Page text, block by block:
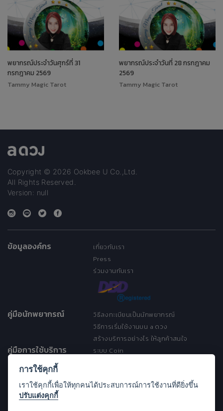
พยากรณ์ประจำวันศุกร์ที่ 31
กรกฎาคม 2569
Tammy Magic Tarot
พยากรณ์ประจำวันที่ 28 กรกฎาคม
2569
Tammy Magic Tarot
Copyright © 2026 Ookbee U Co.,Ltd.
All Rights Reserved.
Version: null
ข้อมูลองค์กร
เกี่ยวกับเรา
Press
ร่วมงานกับเรา
คู่มือนักพยากรณ์
วิธีลงทะเบียนเป็นนักพยากรณ์
วิธีการเริ่มใช้งานบน a ดวง
สร้างบริการอย่างไร ให้ลูกค้าสนใจ
คู่มือการใช้บริการ
ระบบ Coin
ประกาศการคุ้มครองข้อมูลส่วนบุคคล
การใช้คุกกี้
เราใช้คุกกี้เพื่อให้ทุกคนได้ประสบการณ์การใช้งานที่ดียิ่งขึ้น
ปรับแต่งคุกกี้